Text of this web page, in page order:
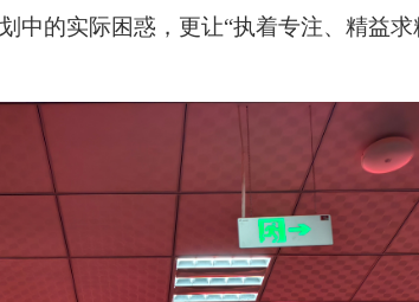
中的实际困惑，更让“执着专注、精益